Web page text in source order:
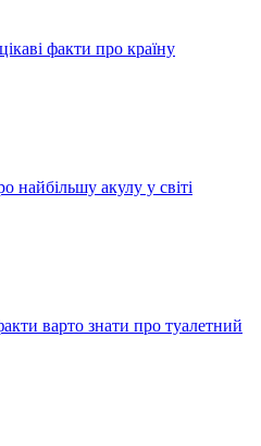
факти про країну
найбільшу акулу у світі
варто знати про туалетний